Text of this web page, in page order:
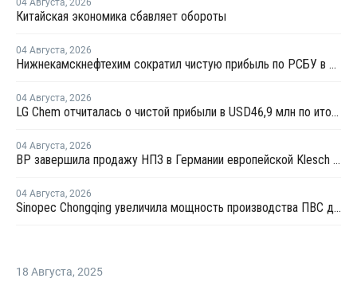
04 Августа, 2026
Китайская экономика сбавляет обороты
04 Августа, 2026
Нижнекамскнефтехим сократил чистую прибыль по РСБУ в 15 раз в первом полугодии
04 Августа, 2026
LG Chem отчиталась о чистой прибыли в USD46,9 млн по итогам второго квартала 2026 года
04 Августа, 2026
BP завершила продажу НПЗ в Германии европейской Klesch Group
04 Августа, 2026
Sinopec Chongqing увеличила мощность производства ПВС до 210 тысяч тонн
18 Августа, 2025